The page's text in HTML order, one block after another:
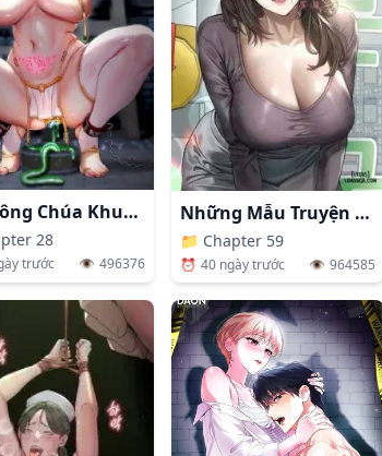
Ero: Công Chúa Khuất Phục
28
trước 👁️ 496376
Những Mẫu Truyện Tục Tĩu (Phần 2)
📁 Chapter 59
⏰ 40 ngày trước 👁️ 964585